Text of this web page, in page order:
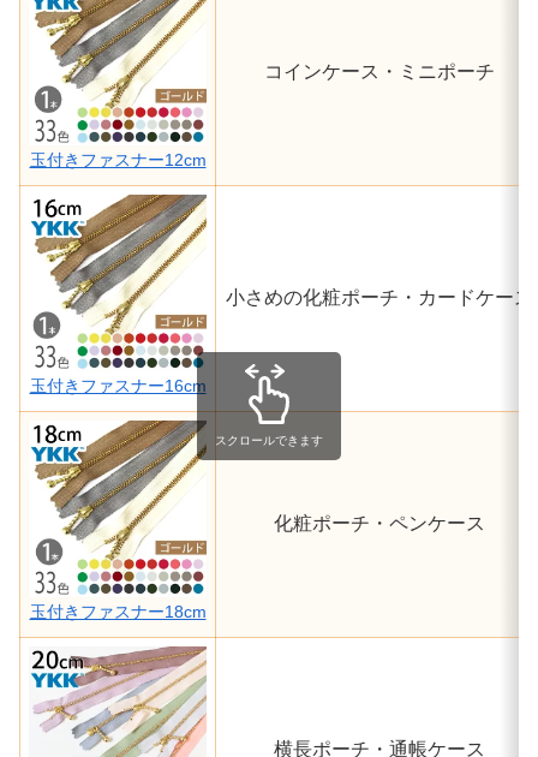
玉付きファスナー12cm
コインケース・ミニポーチ
玉付きファスナー16cm
小さめの化粧ポーチ・カードケース
玉付きファスナー18cm
化粧ポーチ・ペンケース
横長ポーチ・通帳ケース
スクロールできます